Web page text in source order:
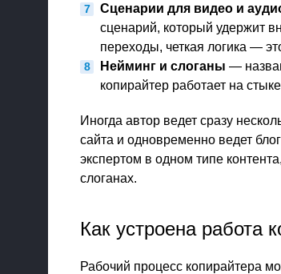
Сценарии для видео и
сценарий, который удержит
переходы, четкая логика —
Нейминг и слоганы —
копирайтер работает на
Иногда автор ведет сразу
сайта и одновременно ведет
экспертом в одном типе
слоганах.
Как устроена работа
Рабочий процесс копирайтера